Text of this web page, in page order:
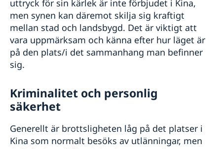
uttryck för sin kärlek är inte förbjudet i Kina,
men synen kan däremot skilja sig kraftigt
mellan stad och landsbygd. Det är viktigt att
vara uppmärksam och känna efter hur läget är
på den plats/i det sammanhang man befinner
sig.
Kriminalitet och personlig
säkerhet
Generellt är brottsligheten låg på det platser i
Kina som normalt besöks av utlänningar, men